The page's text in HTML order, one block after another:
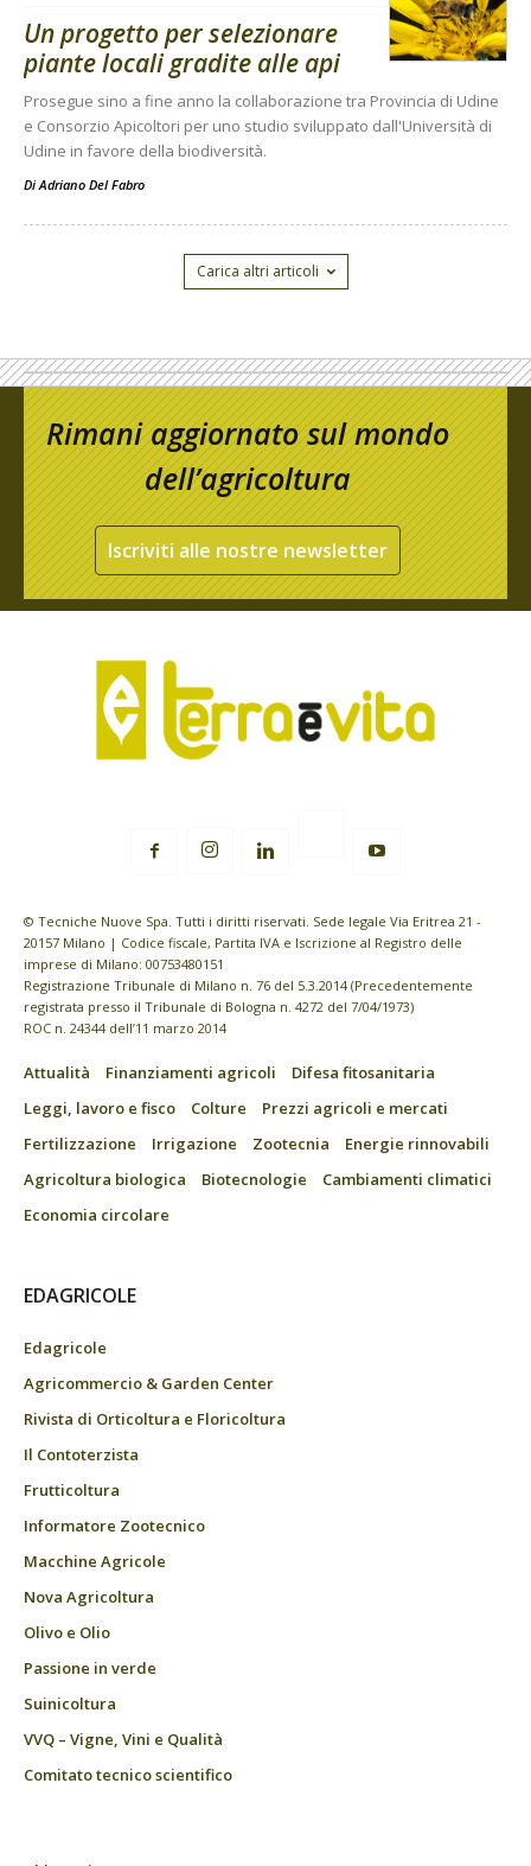
Un progetto per selezionare
piante locali gradite alle api
Prosegue sino a fine anno la collaborazione tra Provincia di Udine
e Consorzio Apicoltori per uno studio sviluppato dall'Università di
Udine in favore della biodiversità.
DiAdriano Del Fabro
Carica altri articoli
Rimani aggiornato sul mondo
dell’agricoltura
Iscriviti alle nostre newsletter
© Tecniche Nuove Spa. Tutti i diritti riservati. Sede legale Via Eritrea 21 -
20157 Milano | Codice fiscale, Partita IVA e Iscrizione al Registro delle
imprese di Milano: 00753480151
Registrazione Tribunale di Milano n. 76 del 5.3.2014 (Precedentemente
registrata presso il Tribunale di Bologna n. 4272 del 7/04/1973)
ROC n. 24344 dell’11 marzo 2014
Attualità Finanziamenti agricoli
Difesa fitosanitaria
Leggi, lavoro e fisco
Colture
Prezzi agricoli e mercati
Fertilizzazione
Irrigazione Zootecnia
Energie rinnovabili
Agricoltura biologica
Biotecnologie
Cambiamenti climatici
Economia circolare
EDAGRICOLE
Edagricole
Agricommercio & Garden Center
Rivista di Orticoltura e Floricoltura
Il Contoterzista
Frutticoltura
Informatore Zootecnico
Macchine Agricole
Nova Agricoltura
Olivo e Olio
Passione in verde
Suinicoltura
VVQ – Vigne, Vini e Qualità
Comitato tecnico scientifico